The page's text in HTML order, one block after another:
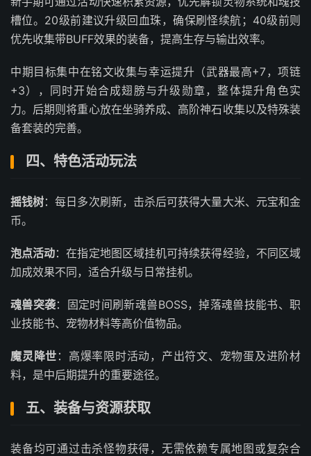
槽位。20级前建议升级回血珠，确保刷怪续航；40级前则
优先收集带BUFF效果的装备，提高生存与输出效率。
中期目标集中在铭文收集与幸运提升（武器最高+7，项链
+3），同时开始合成翅膀与升级勋章，整体提升角色实
力。后期则将重心放在坐骑养成、高阶神石收集以及特殊装
备套装的完善。
四、特色活动玩法
摇钱树：每日多次刷新，击杀后可获得大量大米、元宝和金
币。
泡点活动：在指定地图区域挂机可持续获得经验，不同区域
加成效果不同，适合升级与日常挂机。
魂兽突袭：固定时间刷新魂兽BOSS，掉落魂兽技能书、职
业技能书、宠物材料等高价值物品。
魔灵降世 ：高爆率限时活动，产出符文、宠物蛋及进阶材
料，是中后期提升的重要途径。
五、装备与资源获取
装备均可通过击杀怪物获得，无需依赖专属地图或复杂合